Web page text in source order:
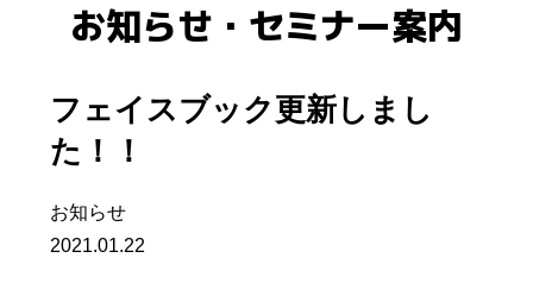
お知らせ・セミナー案内
フェイスブック更新しまし
た！！
お知らせ
2021.01.22